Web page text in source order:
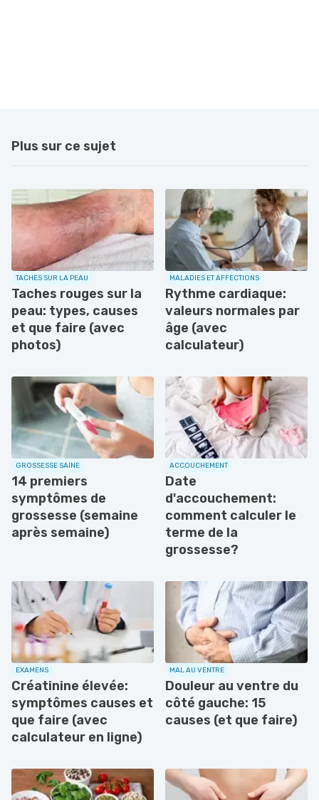
Plus sur ce sujet
TACHES SUR LA PEAU
Taches rouges sur la
peau: types, causes
et que faire (avec
photos)
MALADIES ET AFFECTIONS
Rythme cardiaque:
valeurs normales par
âge (avec
calculateur)
GROSSESSE SAINE
14 premiers
symptômes de
grossesse (semaine
après semaine)
ACCOUCHEMENT
Date
d'accouchement:
comment calculer le
terme de la
grossesse?
EXAMENS
Créatinine élevée:
symptômes causes et
que faire (avec
calculateur en ligne)
MAL AU VENTRE
Douleur au ventre du
côté gauche: 15
causes (et que faire)